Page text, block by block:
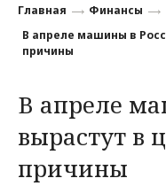
Финансы
Наука
Культура
Общество
Главная
Финансы
В апреле машины в
причины
В апреле
вырастут в
причины